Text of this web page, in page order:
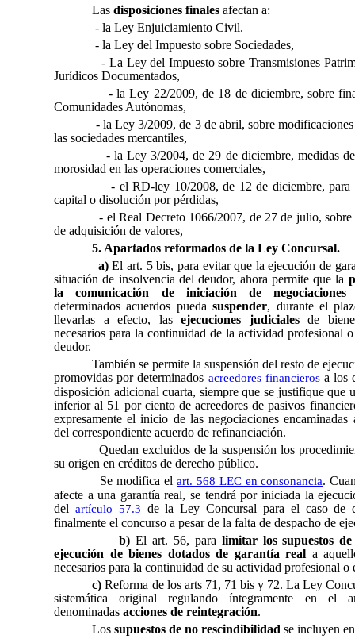
Las disposiciones finales afectan a:
- la Ley Enjuiciamiento Civil.
- la Ley del Impuesto sobre Sociedades,
- La Ley del Impuesto sobre Transmisiones
Jurídicos Documentados,
- la Ley 22/2009, de 18 de diciembre, sobre
Comunidades Autónomas,
- la Ley 3/2009, de 3 de abril, sobre modificaciones
las sociedades mercantiles,
- la Ley 3/2004, de 29 de diciembre, medidas
morosidad en las operaciones comerciales,
- el RD-ley 10/2008, de 12 de diciembre, para
capital o disolución por pérdidas,
- el Real Decreto 1066/2007, de 27 de julio, sobre
de adquisición de valores,
5. Apartados reformados de la Ley Concursal.
a)El art. 5 bis, para evitar que la ejecución de
situación de insolvencia del deudor, ahora permiteque la
la comunicación de iniciación de negociaciones
determinados acuerdos puedasuspender, durante el
llevarlas a efecto, lasejecuciones judicialesde
necesarios para la continuidad de la actividad profesional
deudor.
También se permite la suspensión del resto de
promovidas por determinados acreedores financierosa los
disposición adicional cuarta, siempre que se justifique que
inferior al 51 por ciento de acreedores de pasivos
expresamente el inicio de las negociaciones encaminadas
del correspondiente acuerdo de refinanciación.
Quedan excluidos de la suspensión los
su origen en créditos de derecho público.
Se modifica el art. 568 LEC en consonancia.
afecte a una garantía real, se tendrá por iniciada la
del artículo 57.3 de la Ley Concursal para el caso de
finalmente el concurso a pesar de la falta de despacho de
b) El art. 56, para limitar los supuestos de
ejecución de bienes dotados de garantía real a
necesarios para la continuidad de su actividad profesional o
c) Reforma de los arts 71, 71 bis y 72. La Ley
sistemática original regulando íntegramente en el
denominadas acciones de reintegración.
Los supuestos de no rescindibilidad se incluyen